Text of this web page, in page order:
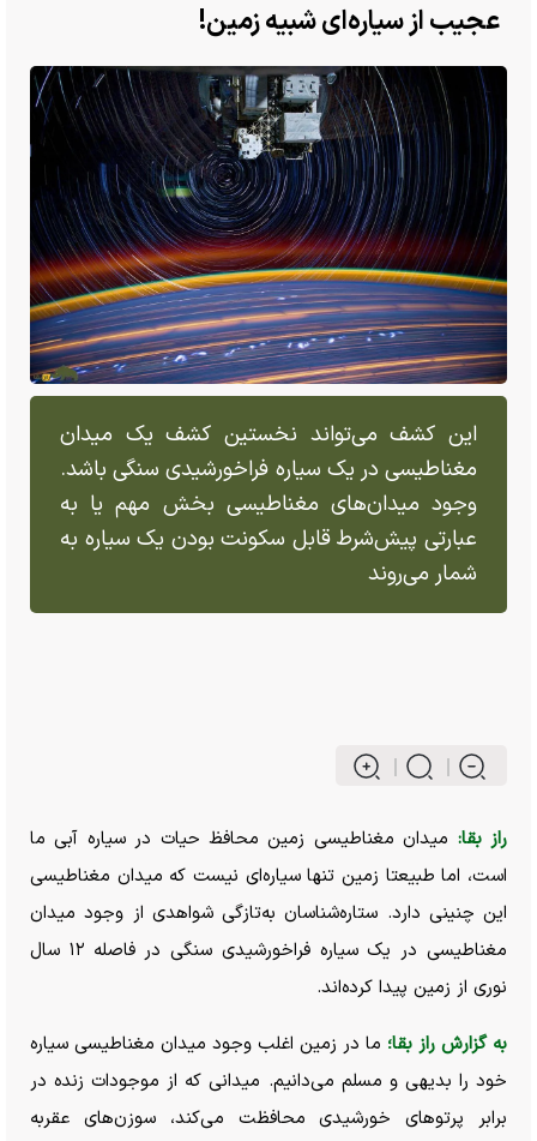
عجیب از سیاره‌ای شبیه زمین!
این کشف می‌تواند نخستین کشف یک میدان
مغناطیسی در یک سیاره فراخورشیدی سنگی باشد.
وجود میدان‌های مغناطیسی بخش مهم یا به
عبارتی پیش‌شرط قابل سکونت بودن یک سیاره به
شمار می‌روند
راز بقا: میدان مغناطیسی زمین محافظ حیات در سیاره آبی ما
است، اما طبیعتا زمین تنها سیاره‌ای نیست که میدان مغناطیسی
این چنینی دارد. ستاره‌شناسان به‌تازگی شواهدی از وجود میدان
مغناطیسی در یک سیاره فراخورشیدی سنگی در فاصله ۱۲ سال
نوری از زمین پیدا کرده‌اند.
به گزارش راز بقا؛ ما در زمین اغلب وجود میدان مغناطیسی سیاره
خود را بدیهی و مسلم می‌دانیم. میدانی که از موجودات زنده در
برابر پرتو‌های خورشیدی محافظت می‌کند، سوزن‌های عقربه